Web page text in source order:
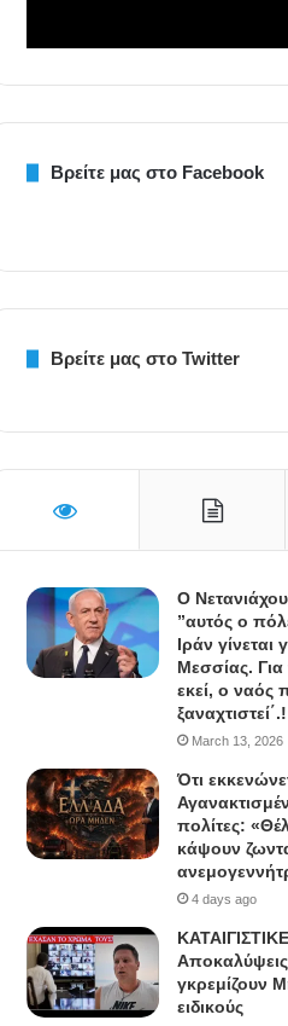
Βρείτε μας στο Facebook
Βρείτε μας στο Twitter
Ο Νετανιάχου
”αυτός ο
Ιράν γίνεται
Μεσσίας.
εκεί, ο ναός
ξαναχτιστεί΄.!
March 13, 2026
Ότι
πολίτες:
κάψουν
4 days ago
γκρεμίζουν
ειδικούς